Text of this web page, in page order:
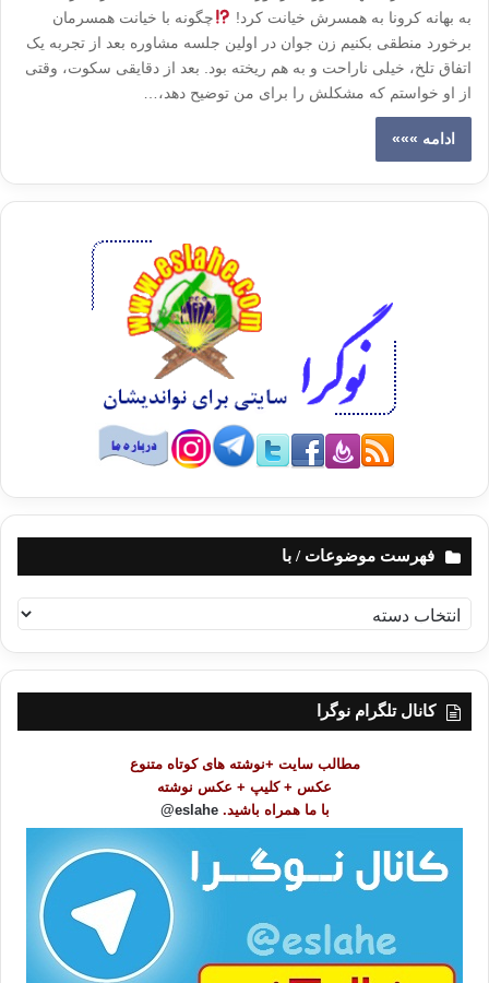
به بهانه کرونا به همسرش خیانت کرد!
چگونه با خیانت همسرمان
برخورد منطقی بکنیم زن جوان در اولین جلسه مشاوره بعد از تجربه یک
اتفاق تلخ، خیلی ناراحت و به هم ریخته بود. بعد از دقایقی سکوت، وقتی
از او خواستم که مشکلش را برای من توضیح دهد،…
ادامه »»»
فهرست موضوعات / با
ه
ر
کانال تلگرام نوگرا
مطالب سایت +نوشته های کوتاه متنوع
عکس + کلیپ + عکس نوشته
با ما همراه باشید. eslahe@